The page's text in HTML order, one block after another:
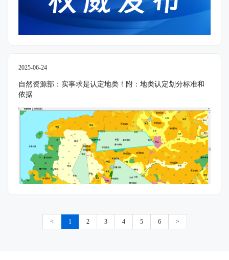
2025-06-24
自然资源部：实事求是认定地类！附：地类认定划分标准和
依据
< 1 2 3 4 5 6 >